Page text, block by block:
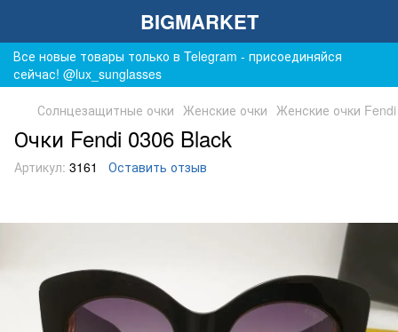
BIGMARKET
Все новые товары только в Telegram - присоединяйся
сейчас! @lux_sunglasses
Солнцезащитные очки Женские очки Женские очки Fendi
Очки Fendi 0306 Black
Артикул: 3161 Оставить отзыв